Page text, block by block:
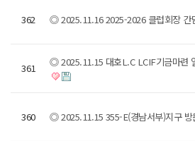
362 ◎ 2025.11.16 2025-2026 클럽회장
361 ◎ 2025.11.15 대호L.C LCIF기금마련
360 ◎ 2025.11.15 355-E(경남서부)지구